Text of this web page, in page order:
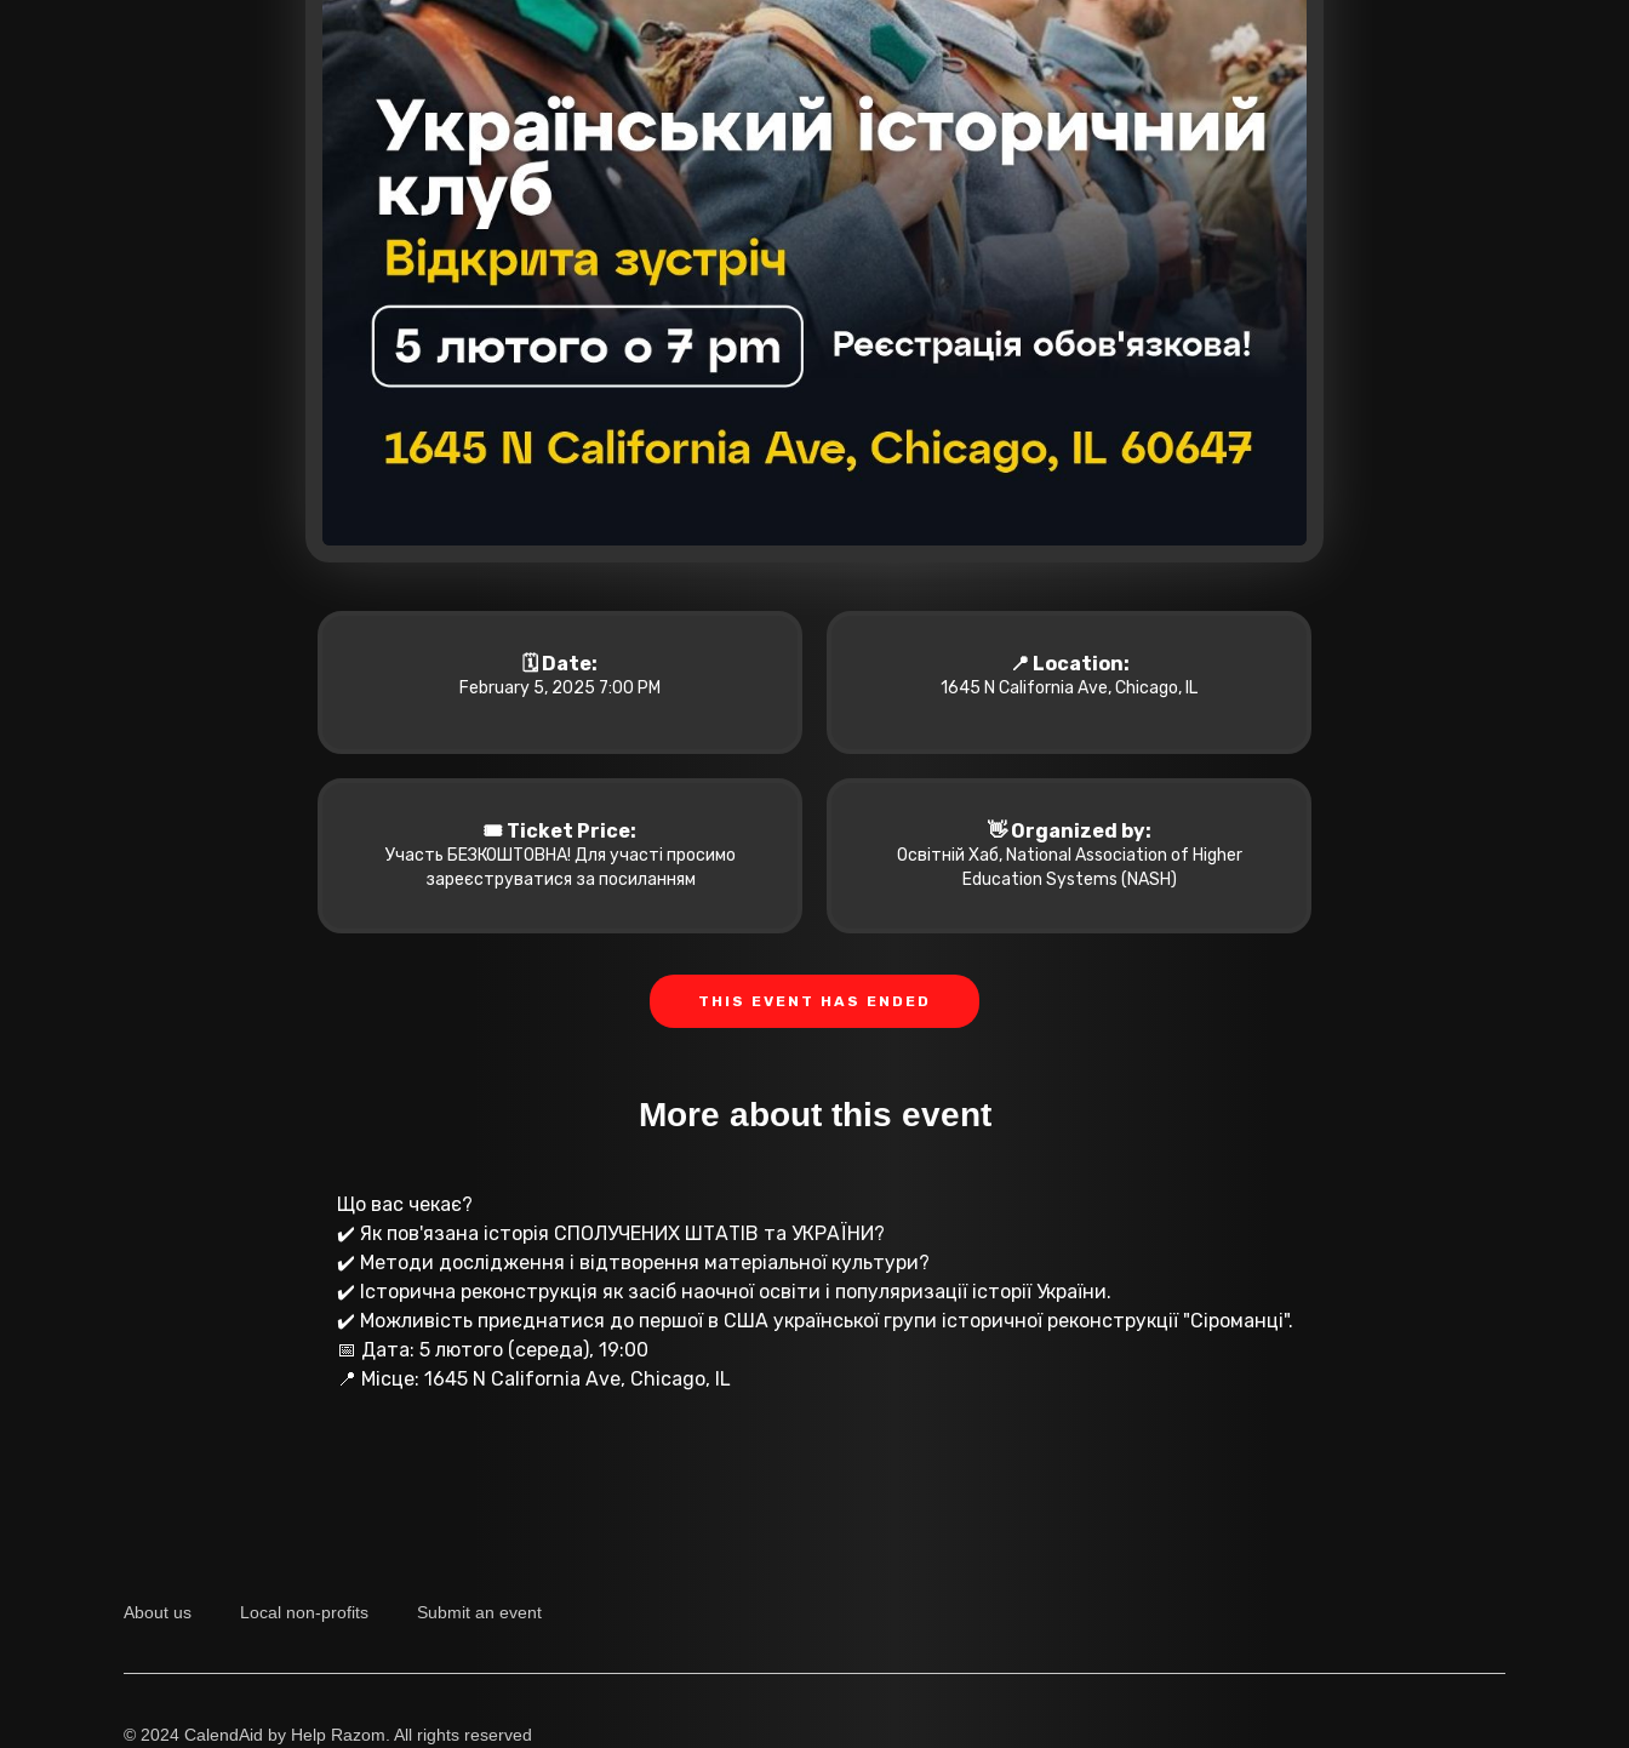
🗓️ Date:
February 5, 2025 7:00 PM
📍 Location:
1645 N California Ave, Chicago, IL
🎟️ Ticket Price:
Участь БЕЗКОШТОВНА! Для участі просимо
зареєструватися за посиланням
👋 Organized by:
Освітній Хаб, National Association of Higher
Education Systems (NASH)
THIS EVENT HAS ENDED
More about this event
Що вас чекає?
✔️ Як пов'язана історія СПОЛУЧЕНИХ ШТАТІВ та УКРАЇНИ?
✔️ Методи дослідження і відтворення матеріальної культури?
✔️ Історична реконструкція як засіб наочної освіти і популяризації історії України.
✔️ Можливість приєднатися до першої в США української групи історичної реконструкції "Сіроманці".
📅 Дата: 5 лютого (середа), 19:00
📍 Місце: 1645 N California Ave, Chicago, IL
About us Local non-profits Submit an event
© 2024 CalendAid by Help Razom. All rights reserved